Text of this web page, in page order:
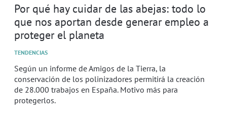
Por qué hay cuidar de las abejas: todo lo
que nos aportan desde generar empleo a
proteger el planeta
TENDENCIAS
Según un informe de Amigos de la Tierra, la
conservación de los polinizadores permitirá la creación
de 28.000 trabajos en España. Motivo más para
protegerlos.